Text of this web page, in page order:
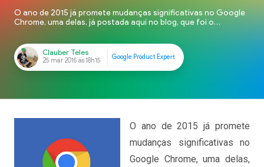
O ano de 2015 já promete mudanças significativas no Google
Chrome, uma delas, já postada aqui no blog, que foi o
XP. Apesar da Microsoft já haver deixado o Windows XP de
lado, o Chrome […]
Clauber Teles
O ano de 2015 já promete
mudanças significativas no
Google Chrome, uma delas,